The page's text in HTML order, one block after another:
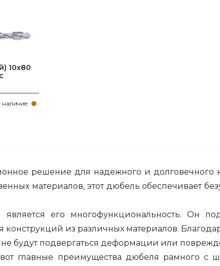
10х80
наличие:
решение для надежного и долговечного
материалов, этот дюбель обеспечивает
его многофункциональность. Он
конструкций из различных материалов.
будут подвергаться деформации или
главные преимущества дюбеля рамного с